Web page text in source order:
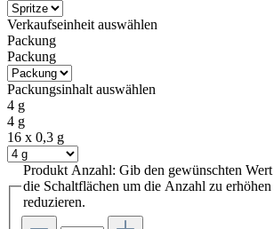
Verkaufseinheit auswählen
Packung
Packung
Packungsinhalt auswählen
4 g
4 g
16 x 0,3 g
Produkt Anzahl: Gib den gewünschten
die Schaltflächen um die Anzahl zu erhöhen
reduzieren.